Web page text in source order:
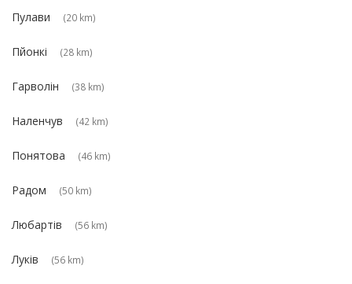
Пулави (20 km)
Пйонкі (28 km)
Гарволін (38 km)
Наленчув (42 km)
Понятова (46 km)
Радом (50 km)
Любартів (56 km)
Луків (56 km)